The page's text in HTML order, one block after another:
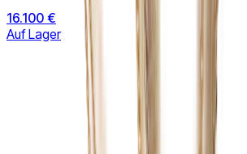
16.100 €
Auf Lager